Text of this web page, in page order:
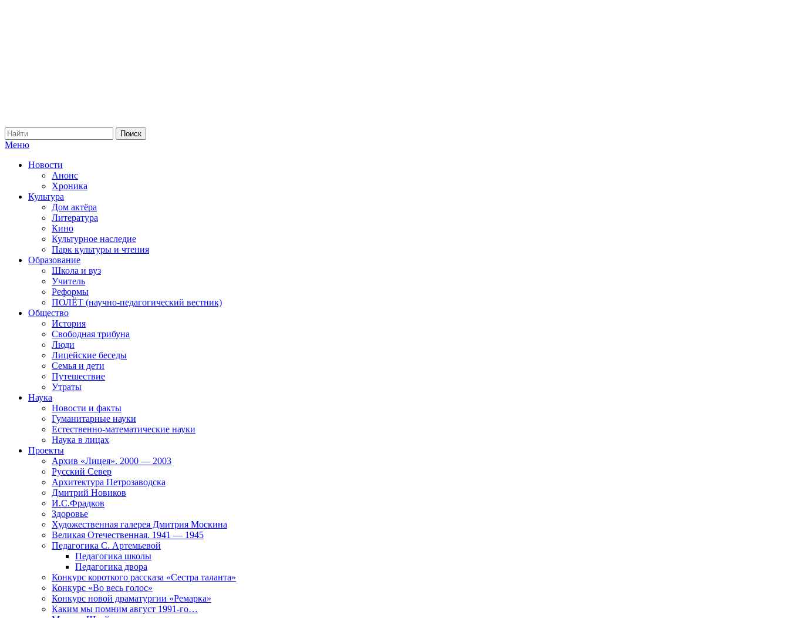
Меню
Новости
Анонс
Хроника
Культура
Дом актёра
Литература
Кино
Культурное наследие
Парк культуры и чтения
Образование
Школа и вуз
Учитель
Реформы
ПОЛЁТ (научно-педагогический вестник)
Общество
История
Свободная трибуна
Люди
Лицейские беседы
Семья и дети
Путешествие
Утраты
Наука
Новости и факты
Гуманитарные науки
Естественно-математические науки
Наука в лицах
Проекты
Архив «Лицея». 2000 — 2003
Русский Север
Архитектура Петрозаводска
Дмитрий Новиков
И.С.Фрадков
Здоровье
Художественная галерея Дмитрия Москина
Великая Отечественная. 1941 — 1945
Педагогика С. Артемьевой
Педагогика школы
Педагогика двора
Конкурс короткого рассказа «Сестра таланта»
Конкурс «Во весь голос»
Конкурс новой драматургии «Ремарка»
Каким мы помним август 1991-го…